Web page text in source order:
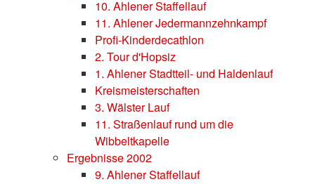
10. Ahlener Staffellauf
11. Ahlener Jedermannzehnkampf
Profi-Kinderdecathlon
2. Tour d'Hopsiz
1. Ahlener Stadtteil- und Haldenlauf
Kreismeisterschaften
3. Wälster Lauf
11. Straßenlauf rund um die
Wibbeltkapelle
Ergebnisse 2002
9. Ahlener Staffellauf